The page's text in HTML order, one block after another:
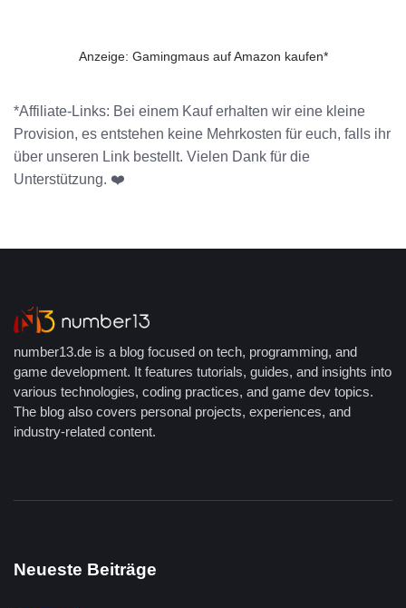
Anzeige: Gamingmaus auf Amazon kaufen*
*Affiliate-Links: Bei einem Kauf erhalten wir eine kleine
Provision, es entstehen keine Mehrkosten für euch, falls ihr
über unseren Link bestellt. Vielen Dank für die
Unterstützung. ❤️
number13.de is a blog focused on tech, programming, and
game development. It features tutorials, guides, and insights into
various technologies, coding practices, and game dev topics.
The blog also covers personal projects, experiences, and
industry-related content.
Neueste Beiträge